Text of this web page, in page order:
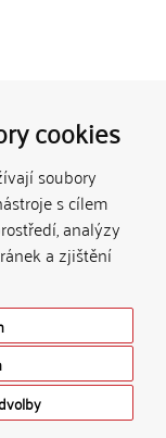
cookies
soubory
s cílem
analýzy
a zjištění